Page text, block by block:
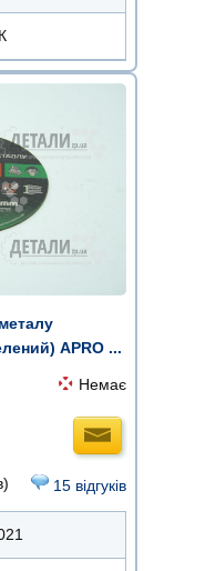
APRO ...
Немає
15 відгуків